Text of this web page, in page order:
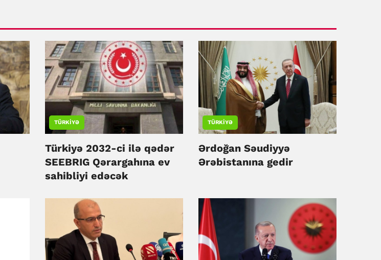
TÜRKIYƏ
Türkiyə 2032-ci ilə qədər
SEEBRIG Qərargahına ev
sahibliyi edəcək
TÜRKIYƏ
Ərdoğan Səudiyyə
Ərəbistanına gedir